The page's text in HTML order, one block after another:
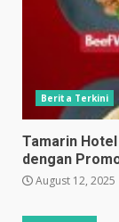
Berita Terkini
Tamarin
dengan
August 12, 2025